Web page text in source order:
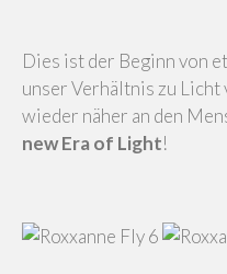
Dies ist der Beginn von
unser Verhältnis zu
wieder näher an den
new Era of Light!